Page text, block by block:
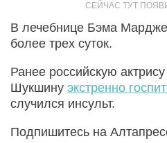
В лечебнице Бэма
более трех суток.
Ранее российскую
Шукшину экстренно
случился инсульт.
Подпишитесь на